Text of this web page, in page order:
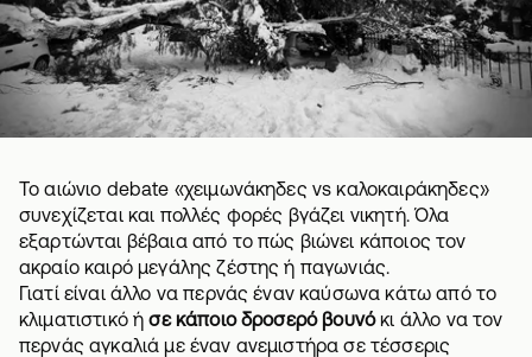
Το αιώνιο debate «χειμωνάκηδες vs καλοκαιράκηδες»
συνεχίζεται και πολλές φορές βγάζει νικητή. Όλα
εξαρτώνται βέβαια από το πώς βιώνει κάποιος τον
ακραίο καιρό μεγάλης ζέστης ή παγωνιάς.
Γιατί είναι άλλο να περνάς έναν καύσωνα κάτω από το
κλιματιστικό ήσε κάποιο δροσερό βουνόκι άλλο να τον
περνάς αγκαλιά με έναν ανεμιστήρα σε τέσσερις